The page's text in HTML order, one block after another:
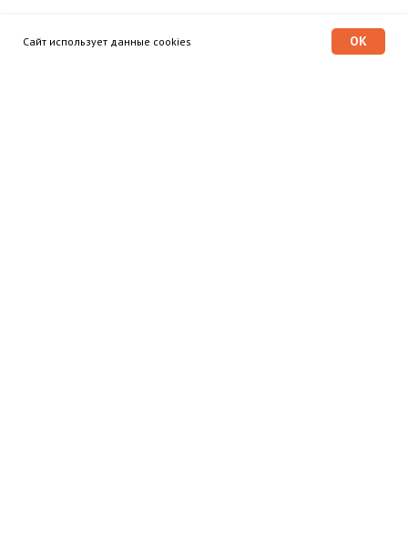
Сайт использует данные cookies OK